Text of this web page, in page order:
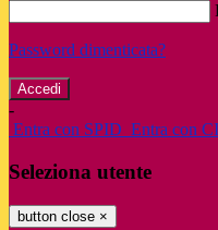
Password dimenticata?
-
Entra con SPID Entra con
Seleziona utente
button close ×